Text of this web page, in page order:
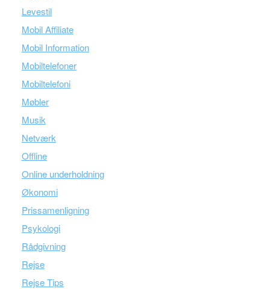
Levestil
Mobil Affiliate
Mobil Information
Mobiltelefoner
Mobiltelefoni
Møbler
Musik
Netværk
Offline
Online underholdning
Økonomi
Prissamenligning
Psykologi
Rådgivning
Rejse
Rejse Tips